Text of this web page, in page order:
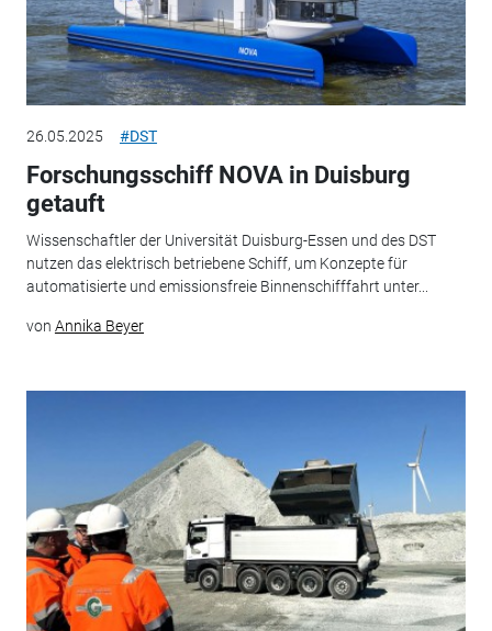
26.05.2025 #DST
Forschungsschiff NOVA in Duisburg
getauft
Wissenschaftler der Universität Duisburg-Essen und des DST
nutzen das elektrisch betriebene Schiff, um Konzepte für
automatisierte und emissionsfreie Binnenschifffahrt unter...
von Annika Beyer